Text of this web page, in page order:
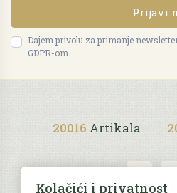
Prijavi
Dajem privolu za primanje
GDPR-om.
20016 Artikala
Kolačići i privatnost